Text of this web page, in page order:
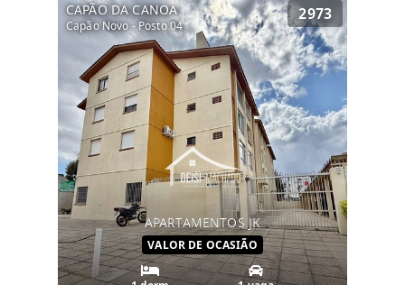
CAPÃO DA CANOA
Capão Novo - Posto 04
2973
APARTAMENTOS JK
VALOR DE OCASIÃO